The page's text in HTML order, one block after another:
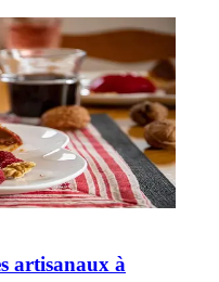
artisanaux à